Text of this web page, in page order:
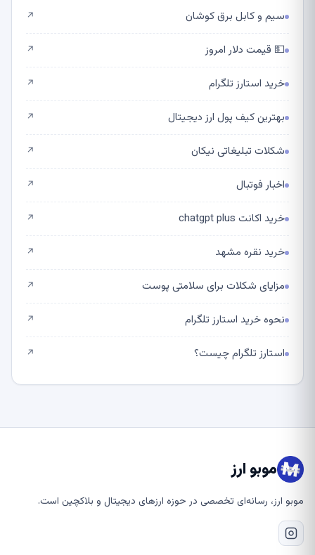
سیم و کابل برق کوشان ↗
💵 قیمت دلار امروز ↗
خرید استارز تلگرام ↗
بهترین کیف پول ارز دیجیتال ↗
شکلات تبلیغاتی نیکان ↗
اخبار فوتبال ↗
خرید اکانت chatgpt plus ↗
خرید نقره مشهد ↗
مزایای شکلات برای سلامتی پوست ↗
نحوه خرید استارز تلگرام ↗
استارز تلگرام چیست؟ ↗
موبو ارز
موبو ارز، رسانه‌ای تخصصی در حوزه ارزهای دیجیتال و بلاکچین است.